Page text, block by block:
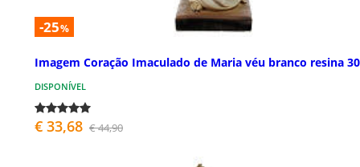
-25%
Imagem Coração Imaculado de Maria véu branco resina
DISPONÍVEL
€ 33,68 € 44,90